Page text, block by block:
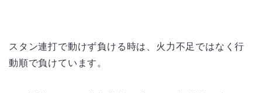
スタン連打で動けず負ける時は、火力不足ではなく行
動順で負けています。